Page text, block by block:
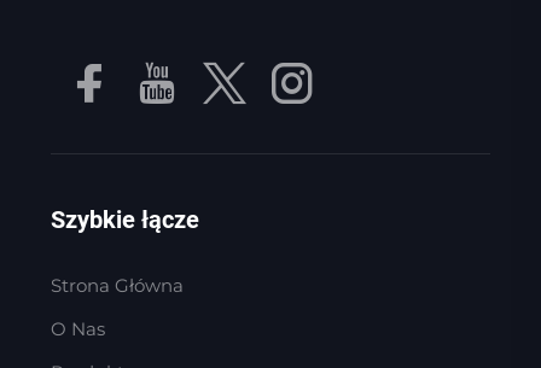
Szybkie łącze
Strona Główna
O Nas